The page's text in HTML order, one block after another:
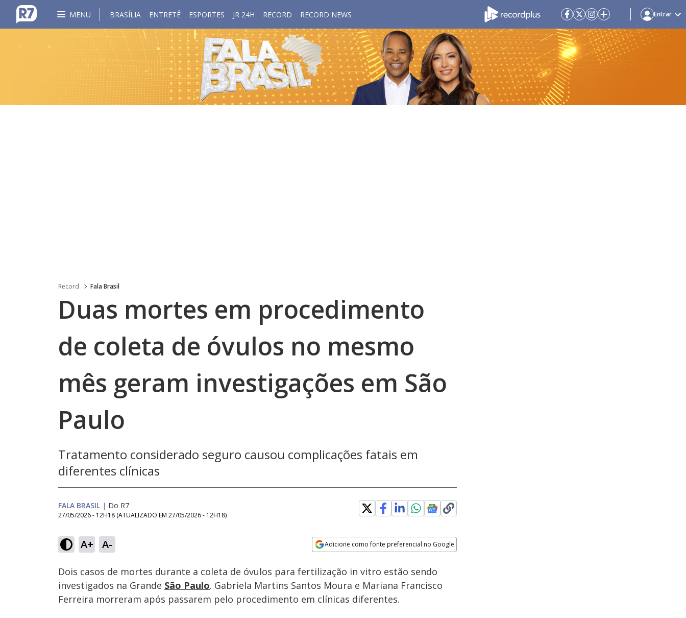
MENU BRASÍLIA ENTRETÊ ESPORTES JR 24H RECORD RECORD NEWS Entrar
Record Fala Brasil
Duas mortes em procedimento
de coleta de óvulos no mesmo
mês geram investigações em São
Paulo
Tratamento considerado seguro causou complicações fatais em
diferentes clínicas
FALA BRASIL | Do R7
27/05/2026 - 12H18 (ATUALIZADO EM 27/05/2026 - 12H18)
A+ A- Adicione como fonte preferencial no Google
vendem ingressos falsos e
ainda roubam identidades de
vítimas
Ativar
Som
Velocidade
Dois casos de mortes durante a coleta de óvulos para fertilização in vitro estão sendo
investigados na Grande São Paulo. Gabriela Martins Santos Moura e Mariana Francisco
Ferreira morreram após passarem pelo procedimento em clínicas diferentes.